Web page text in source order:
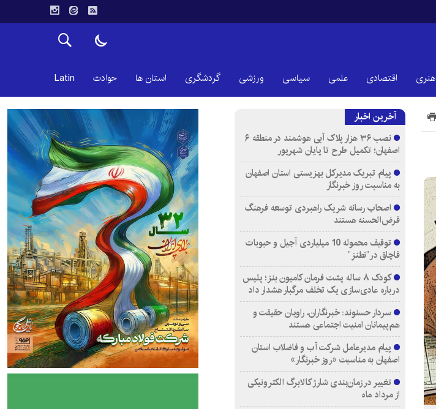
اقتصادی علمی سیاسی ورزشی گردشگری استان ها حوادث Latin
آخرین اخبار
نصب ۳۶ هزار پلاک آبی هوشمند در منطقه ۶
اصفهان؛ تکمیل طرح تا پایان شهریور
پیام تبریک مدیرکل بهزیستی استان اصفهان
به مناسبت روز خبرنگار
اصحاب رسانه شریک راهبردی توسعه فرهنگ
قرض‌الحسنه هستند
توقیف محموله 10 میلیاردی آجیل و حبوبات
قاچاق در”نطنز”
کودک ۸ ساله پشت فرمان کامیون بنز؛ پلیس
درباره عادی‌سازی یک تخلف مرگبار هشدار داد
سردار حسنوند: خبرنگاران، راویان حقیقت و
هم‌پیمانان امنیت اجتماعی هستند
پیام مدیرعامل شرکت آب و فاضلاب استان
اصفهان به مناسبت «روز خبرنگار»
تغییر در زمان‌بندی شارژ کالابرگ الکترونیکی
از مرداد ماه